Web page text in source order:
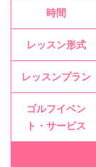
時間
レッスン形式
レッスンプラン
ゴルフイベン
ト・サービス